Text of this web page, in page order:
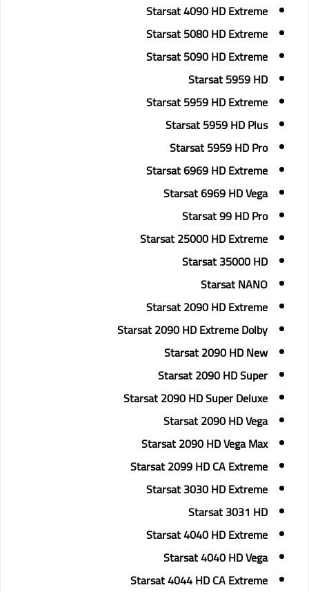
Starsat 4090 HD Extreme
Starsat 5080 HD Extreme
Starsat 5090 HD Extreme
Starsat 5959 HD
Starsat 5959 HD Extreme
Starsat 5959 HD Plus
Starsat 5959 HD Pro
Starsat 6969 HD Extreme
Starsat 6969 HD Vega
Starsat 99 HD Pro
Starsat 25000 HD Extreme
Starsat 35000 HD
Starsat NANO
Starsat 2090 HD Extreme
Starsat 2090 HD Extreme Dolby
Starsat 2090 HD New
Starsat 2090 HD Super
Starsat 2090 HD Super Deluxe
Starsat 2090 HD Vega
Starsat 2090 HD Vega Max
Starsat 2099 HD CA Extreme
Starsat 3030 HD Extreme
Starsat 3031 HD
Starsat 4040 HD Extreme
Starsat 4040 HD Vega
Starsat 4044 HD CA Extreme